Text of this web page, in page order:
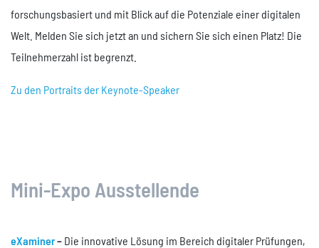
forschungsbasiert und mit Blick auf die Potenziale einer digitalen
Welt. Melden Sie sich jetzt an und sichern Sie sich einen Platz! Die
Teilnehmerzahl ist begrenzt.
Zu den Portraits der Keynote-Speaker
Mini-Expo Ausstellende
eXaminer– Die innovative Lösung im Bereich digitaler Prüfungen,